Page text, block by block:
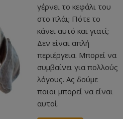
γέρνει το κεφάλι του
στο πλάι; Πότε το
κάνει αυτό και γιατί;
Δεν είναι απλή
περιέργεια. Μπορεί να
συμβαίνει για πολλούς
λόγους. Ας δούμε
ποιοι μπορεί να είναι
αυτοί.